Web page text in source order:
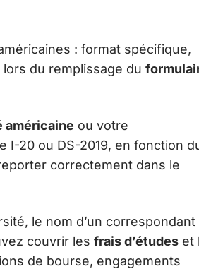
: format spécifique,
du remplissage du
américaine ou votre
I-20 ou DS-2019, en fonction
correctement dans le
le nom d’un correspondant
couvrir les frais d’études et
de bourse, engagements